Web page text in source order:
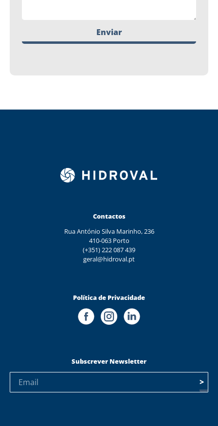
Enviar
Contactos
Rua António Silva Marinho, 236
410-063 Porto
(+351) 222 087 439
geral@hidroval.pt
Política de Privacidade
Subscrever Newsletter
>